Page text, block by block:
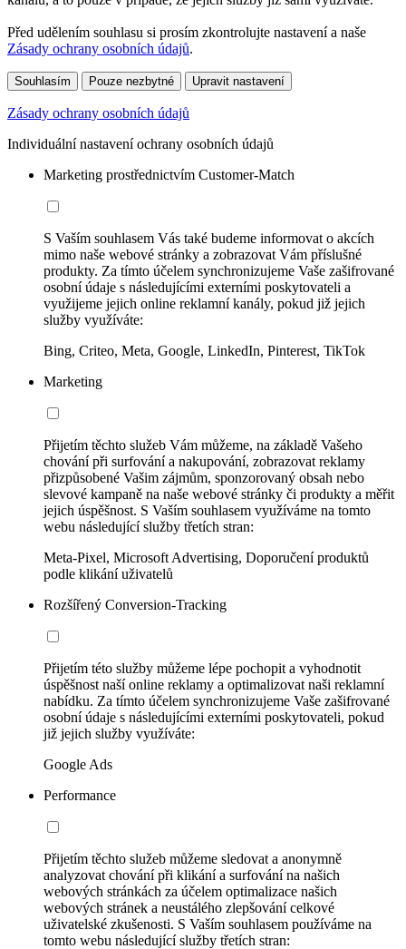
Před udělením souhlasu si prosím zkontrolujte nastavení a naše
Zásady ochrany osobních údajů.
Souhlasím Pouze nezbytné Upravit nastavení
Zásady ochrany osobních údajů
Individuální nastavení ochrany osobních údajů
Marketing prostřednictvím Customer-Match
S Vaším souhlasem Vás také budeme informovat o akcích
mimo naše webové stránky a zobrazovat Vám příslušné
produkty. Za tímto účelem synchronizujeme Vaše zašifrované
osobní údaje s následujícími externími poskytovateli a
využijeme jejich online reklamní kanály, pokud již jejich
služby využíváte:
Bing, Criteo, Meta, Google, LinkedIn, Pinterest, TikTok
Marketing
Přijetím těchto služeb Vám můžeme, na základě Vašeho
chování při surfování a nakupování, zobrazovat reklamy
přizpůsobené Vašim zájmům, sponzorovaný obsah nebo
slevové kampaně na naše webové stránky či produkty a měřit
jejich úspěšnost. S Vaším souhlasem využíváme na tomto
webu následující služby třetích stran:
Meta-Pixel, Microsoft Advertising, Doporučení produktů
podle klikání uživatelů
Rozšířený Conversion-Tracking
Přijetím této služby můžeme lépe pochopit a vyhodnotit
úspěšnost naší online reklamy a optimalizovat naši reklamní
nabídku. Za tímto účelem synchronizujeme Vaše zašifrované
osobní údaje s následujícími externími poskytovateli, pokud
již jejich služby využíváte:
Google Ads
Performance
Přijetím těchto služeb můžeme sledovat a anonymně
analyzovat chování při klikání a surfování na našich
webových stránkách za účelem optimalizace našich
webových stránek a neustálého zlepšování celkové
uživatelské zkušenosti. S Vaším souhlasem používáme na
tomto webu následující služby třetích stran: